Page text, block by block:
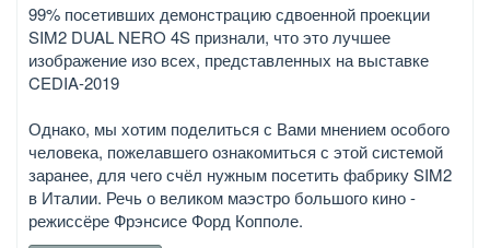
99% посетивших демонстрацию сдвоенной проекции
SIM2 DUAL NERO 4S признали, что это лучшее
изображение изо всех, представленных на выставке
CEDIA-2019
Однако, мы хотим поделиться с Вами мнением особого
человека, пожелавшего ознакомиться с этой системой
заранее, для чего счёл нужным посетить фабрику SIM2
в Италии. Речь о великом маэстро большого кино -
режиссёре Фрэнсисе Форд Копполе.